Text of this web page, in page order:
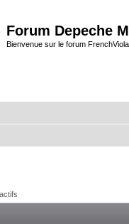
Forum Depeche
Bienvenue sur le forum